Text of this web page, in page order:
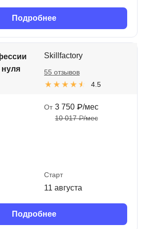
Подробнее
нуля
Skillfactory
4.5
55 отзывов
От 3 750 ₽/мес
10 017 ₽/мес
Старт
11 августа
Подробнее